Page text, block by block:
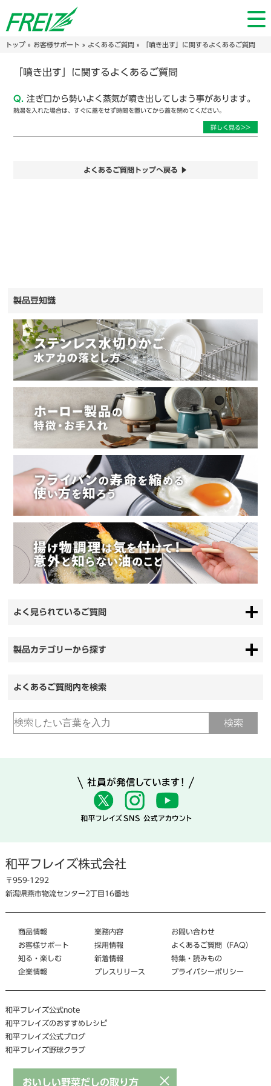
トップ» お客様サポート » よくあるご質問 » 「噴き出す」に関するよくあるご質問
「噴き出す」に関するよくあるご質問
Q. 注ぎ口から勢いよく蒸気が噴き出してしまう事があります。
熱湯を入れた場合は、すぐに蓋をせず時間を置いてから蓋を閉めてください。
詳しく見る>>
よくあるご質問トップへ戻る ▶
製品豆知識
よく見られているご質問
製品カテゴリーから探す
よくあるご質問内を検索
和平フレイズ株式会社
〒959-1292
新潟県燕市物流センター2丁目16番地
商品情報
お客様サポート
知る・楽しむ
企業情報
業務内容
採用情報
新着情報
プレスリリース
お問い合わせ
よくあるご質問（FAQ）
特集・読みもの
プライバシーポリシー
和平フレイズ公式note
和平フレイズのおすすめレシピ
和平フレイズ公式ブログ
和平フレイズ野球クラブ
×
おいしい野菜だしの取り方